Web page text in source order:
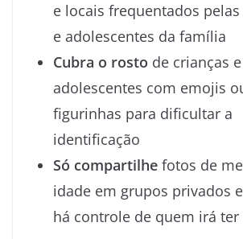
e locais frequentados
e adolescentes da família
Cubra o rosto de crianças e
adolescentes com emojis
figurinhas para dificultar a
identificação
Só compartilhe fotos de
idade em grupos privados
há controle de quem irá ter